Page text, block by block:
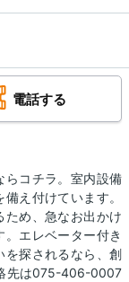
電話する
らコチラ。室内設備
え付けています。
ため、急なお出かけ
エレベーター付き
を探されるなら、創
先は075-406-0007